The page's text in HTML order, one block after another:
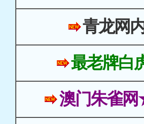
青龙网
最老牌白
澳门朱雀